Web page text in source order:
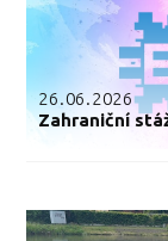
26.06.2026
Zahraniční